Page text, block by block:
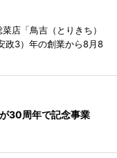
店「鳥吉（とりきち）
政3）年の創業から8月8
30周年で記念事業